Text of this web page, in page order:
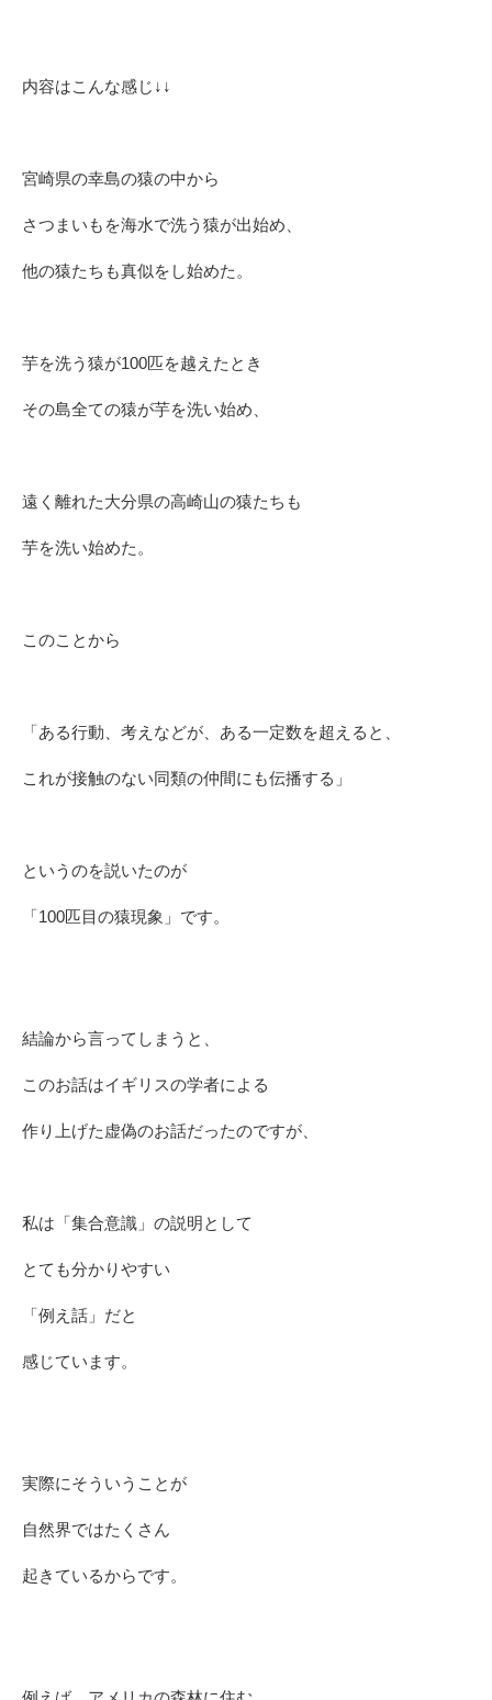
内容はこんな感じ↓↓
宮崎県の幸島の猿の中から
さつまいもを海水で洗う猿が出始め、
他の猿たちも真似をし始めた。
芋を洗う猿が100匹を越えたとき
その島全ての猿が芋を洗い始め、
遠く離れた大分県の高崎山の猿たちも
芋を洗い始めた。
このことから
「ある行動、考えなどが、ある一定数を超えると、
これが接触のない同類の仲間にも伝播する」
というのを説いたのが
「100匹目の猿現象」です。
結論から言ってしまうと、
このお話はイギリスの学者による
作り上げた虚偽のお話だったのですが、
私は「集合意識」の説明として
とても分かりやすい
「例え話」だと
感じています。
実際にそういうことが
自然界ではたくさん
起きているからです。